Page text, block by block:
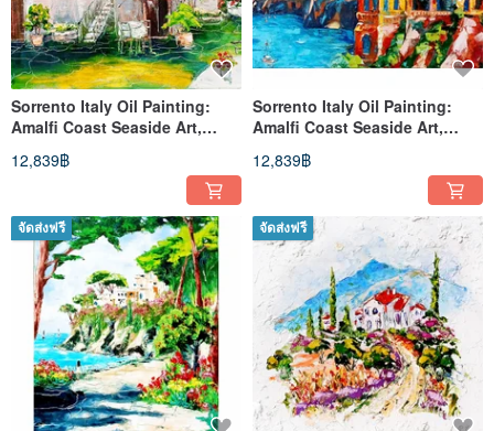
Sorrento Italy Oil Painting:
Amalfi Coast Seaside Art,
16x20 Impressionist Marin
12,839฿
Sorrento Italy Oil Painting:
Amalfi Coast Seaside Art,
16x20 Impressionist Marin
12,839฿
จัดส่งฟรี จัดส่งฟรี